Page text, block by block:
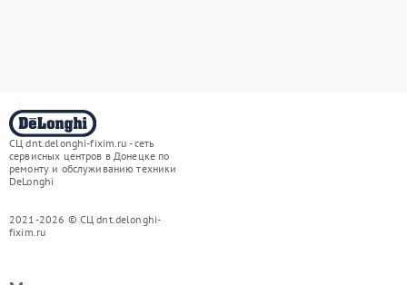
СЦ dnt.delonghi-fixim.ru - сеть
сервисных центров в Донецке по
ремонту и обслуживанию техники
DeLonghi
2021-2026 © СЦ dnt.delonghi-
fixim.ru